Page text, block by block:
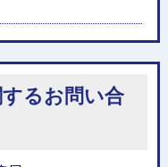
るお問い合